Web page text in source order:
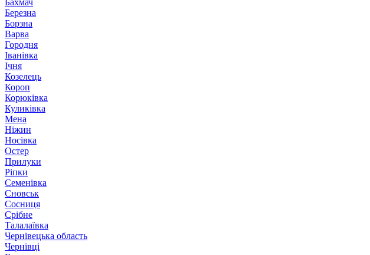
Бахмач
Березна
Борзна
Варва
Городня
Іванівка
Ічня
Козелець
Короп
Корюківка
Куликівка
Мена
Ніжин
Носівка
Остер
Прилуки
Ріпки
Семенівка
Сновськ
Сосниця
Срібне
Талалаївка
Чернівецька область
Чернівці